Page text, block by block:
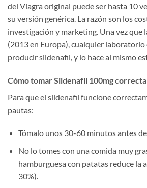
del Viagra original puede ser hasta 10
su versión genérica. La razón son los
investigación y marketing. Una vez que
(2013 en Europa), cualquier
producir sildenafil, y lo hace al mismo
Cómo tomar Sildenafil 100mg
Para que el sildenafil funcione
pautas:
Tómalo unos 30-60 minutos antes
No lo tomes con una comida muy
hamburguesa con patatas reduce la
30%).